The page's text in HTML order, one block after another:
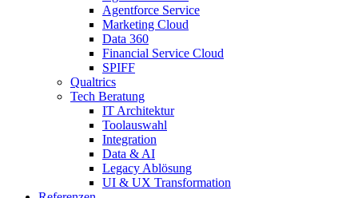
Agentforce Service
Marketing Cloud
Data 360
Financial Service Cloud
SPIFF
Qualtrics
Tech Beratung
IT Architektur
Toolauswahl
Integration
Data & AI
Legacy Ablösung
UI & UX Transformation